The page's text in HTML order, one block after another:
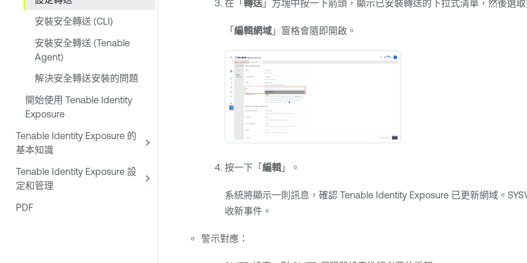
安裝安全轉送 (CLI)
安裝安全轉送 (Tenable
Agent)
解決安全轉送安裝的問題
開始使用 Tenable Identity
Exposure
Tenable Identity Exposure 的
基本知識
Tenable Identity Exposure 設
定和管理
PDF
在「 轉送」方塊中按一下箭頭，顯示已安裝轉送的下拉式清單，然後選
「 編輯網域」窗格會隨即開啟。
按一下「 編輯」。
系統將顯示一則訊息，確認 Tenable Identity Exposure已更新網域。
收新事件。
警示對應：